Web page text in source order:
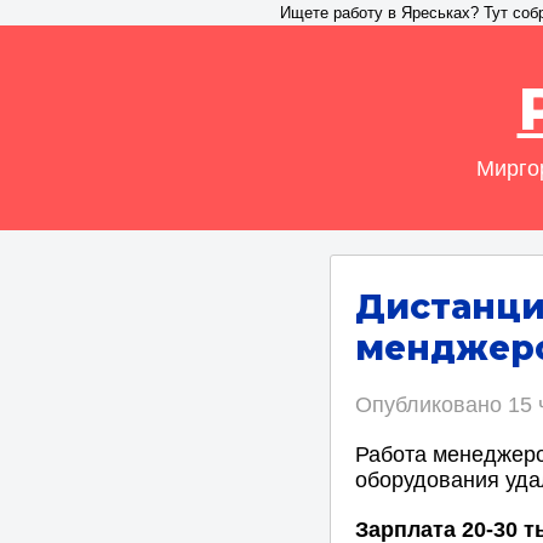
Ищете работу в Яреськах? Тут
Опубликовано 15
Работа
оборудования
Зарплата 20-30